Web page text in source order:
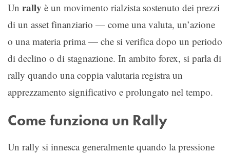
Un rally è un movimento rialzista sostenuto dei prezzi
di un asset finanziario — come una valuta, un’azione
o una materia prima — che si verifica dopo un periodo
di declino o di stagnazione. In ambito forex, si parla di
rally quando una coppia valutaria registra un
apprezzamento significativo e prolungato nel tempo.
Come funziona un Rally
Un rally si innesca generalmente quando la pressione